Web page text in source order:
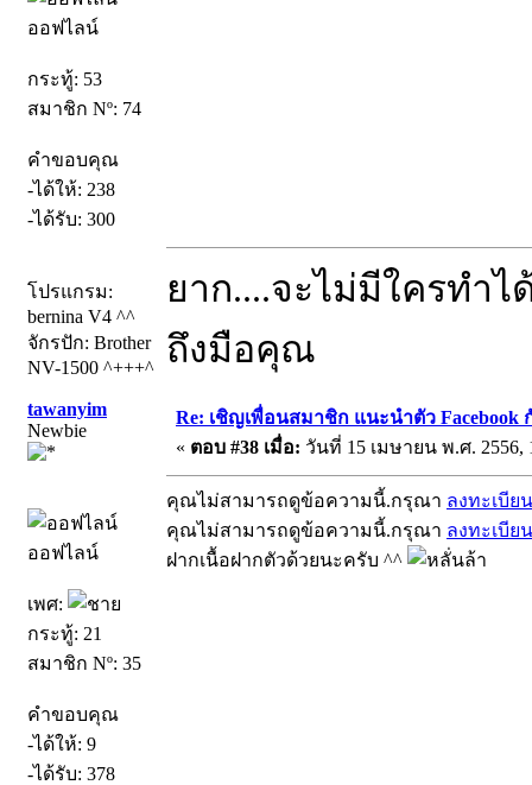
ออฟไลน์
กระทู้: 53
สมาชิก Nº: 74
คำขอบคุณ
-ได้ให้: 238
-ได้รับ: 300
โปรแกรม:
bernina V4 ^^
จักรปัก: Brother
NV-1500 ^+++^
ยาก....จะไม่มีใครทำ
ถึงมือคุณ
tawanyim
Newbie
ออฟไลน์
เพศ:
กระทู้: 21
สมาชิก Nº: 35
คำขอบคุณ
-ได้ให้: 9
-ได้รับ: 378
Re: เชิญเพื่อนสมาชิก แนะนำตัว Facebook
« ตอบ #38 เมื่อ: วันที่ 15 เมษายน พ.ศ. 2556,
คุณไม่สามารถดูข้อความนี้.กรุณา ลงทะเบียน
คุณไม่สามารถดูข้อความนี้.กรุณา ลงทะเบียน
ฝากเนื้อฝากตัวด้วยนะครับ ^^